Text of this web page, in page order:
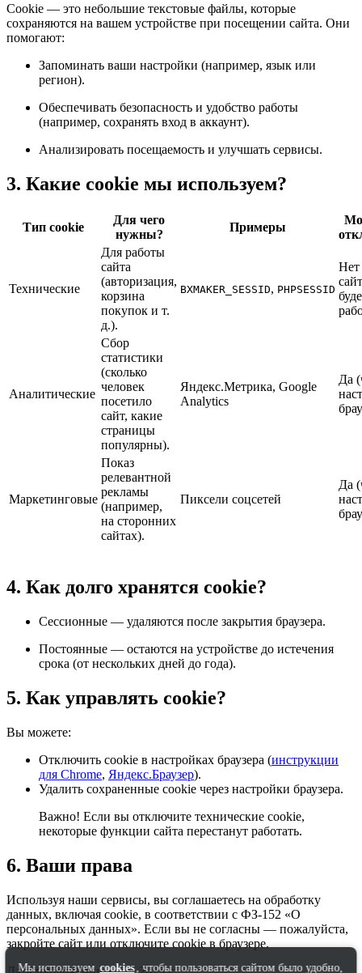
Cookie — это небольшие текстовые файлы, которые
сохраняются на вашем устройстве при посещении сайта. Они
помогают:
Запоминать ваши настройки (например, язык или
регион).
Обеспечивать безопасность и удобство работы
(например, сохранять вход в аккаунт).
Анализировать посещаемость и улучшать сервисы.
3. Какие cookie мы используем?
Тип cookie
Для чего
нужны?
Примеры
Технические
Для работы
сайта
(авторизация,
корзина
покупок и т.
д.).
BXMAKER_SESSID, PHPSESSID
Нет
Аналитические
Сбор
статистики
(сколько
человек
посетило
сайт, какие
страницы
популярны).
Яндекс.Метрика, Google
Analytics
Да
Маркетинговые
Показ
релевантной
рекламы
(например,
на сторонних
сайтах).
Пиксели соцсетей
Да
4. Как долго хранятся cookie?
Сессионные — удаляются после закрытия браузера.
Постоянные — остаются на устройстве до истечения
срока (от нескольких дней до года).
5. Как управлять cookie?
Вы можете:
Отключить cookie в настройках браузера (инструкции
для Chrome, Яндекс.Браузер).
Удалить сохраненные cookie через настройки браузера.
Важно! Если вы отключите технические cookie,
некоторые функции сайта перестанут работать.
6. Ваши права
Используя наши сервисы, вы соглашаетесь на обработку
данных, включая cookie, в соответствии с ФЗ-152 «О
персональных данных». Если вы не согласны — пожалуйста,
закройте сайт или отключите cookie в браузере.
Мы используем cookies, чтобы пользоваться сайтом было удобно,